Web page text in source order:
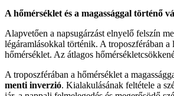
A hőmérséklet és a magassággal történő
Alapvetően a napsugárzást elnyelő felszín
légáramlásokkal történik. A troposzférában a
hőmérséklet. Az átlagos
A troposzférában a hőmérséklet a
menti inverzió. Kialakulásának feltétele a